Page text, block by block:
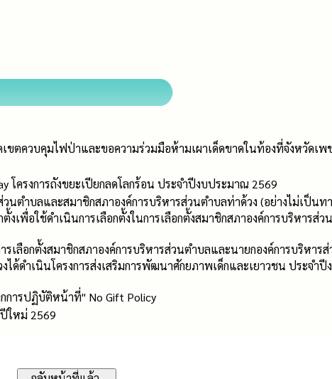
ตควบคุมไฟป่าและขอความร่วมมือห้ามเผาเด็ดขาดในท้องที่จังหวัดเ
ครงการถังขยะเปียกลดโลกร้อน ประจำปีงบประมาณ 2569
นตำบลและสมาชิกสภาองค์การบริหารส่วนตำบลท่าด้วง (อย่างไม่เป็นท
งเพื่อใช้ดำเนินการเลือกตั้งในการเลือกตั้งสมาชิกสภาองค์การบริหารส่
รเลือกตั้งสมาชิกสภาองค์การบริหารส่วนตำบลและนายกองค์การบริหาร
ด้ดำเนินโครงการส่งเสริมการพัฒนาศักยภาพเด็กและเยาวชน ประจำ
การปฏิบัติหน้าที่" No Gift Policy
ใหม่ 2569